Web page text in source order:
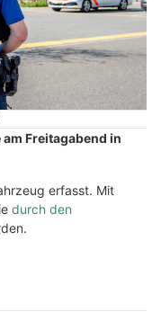
Freitagabend in
erfasst. Mit
durch den